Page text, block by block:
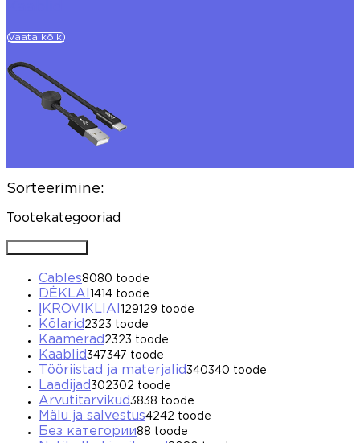
Vaata kõiki
Sorteerimine:
Tootekategooriad
Cables8080 toode
DĖKLAI 14 14 toode
ĮKROVIKLIAI 129 129 toode
Kõlarid 2323 toode
Kaamerad 2323 toode
Kaablid347347 toode
Tööriistad ja materjalid340340 toode
Laadijad302302 toode
Arvutitarvikud3838 toode
Mälu ja salvestus4242 toode
Без категории88 toode